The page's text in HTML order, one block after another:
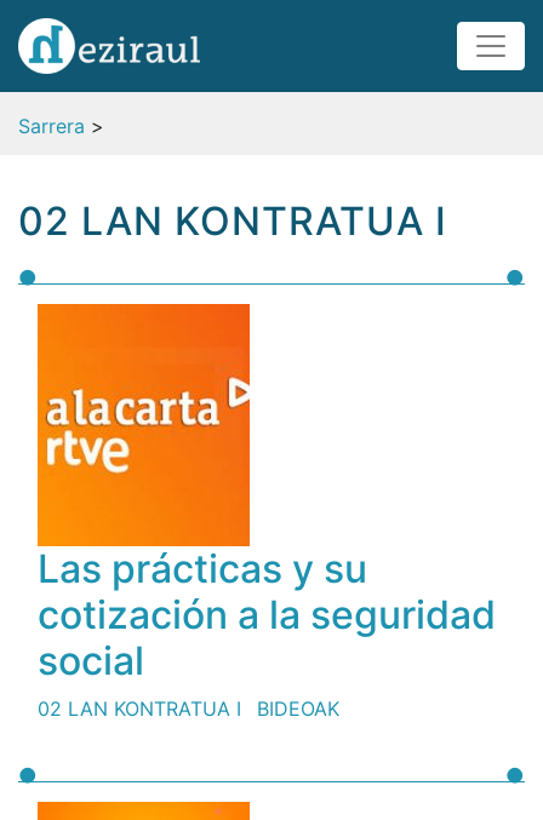
Sarrera >
02 LAN KONTRATUA I
Las prácticas y su
cotización a la seguridad
social
02 LAN KONTRATUA I BIDEOAK